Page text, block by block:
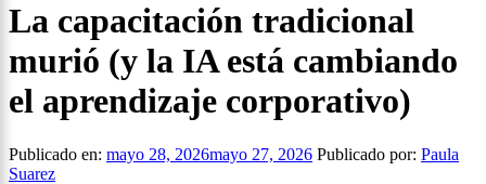
La capacitación tradicional
murió (y la IA está cambiando
el aprendizaje corporativo)
Publicado en: mayo 28, 2026mayo 27, 2026 Publicado por: Paula
Suarez